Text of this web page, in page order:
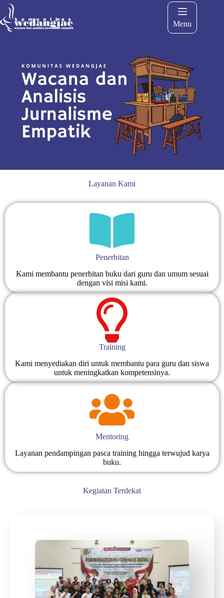
Menu
Layanan Kami
Penerbitan
Kami membantu penerbitan buku dari guru dan umum sesuai
dengan visi misi kami.
Training
Kami menyediakan diri untuk membantu para guru dan siswa
untuk meningkatkan kompetensinya.
Mentoring
Layanan pendampingan pasca training hingga terwujud karya
buku.
Kegiatan Terdekat